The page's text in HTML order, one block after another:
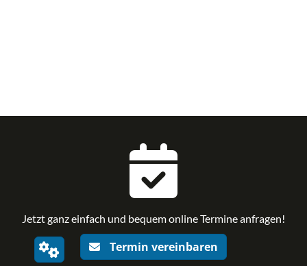
Jetzt ganz einfach und bequem online Termine anfragen!
Termin vereinbaren